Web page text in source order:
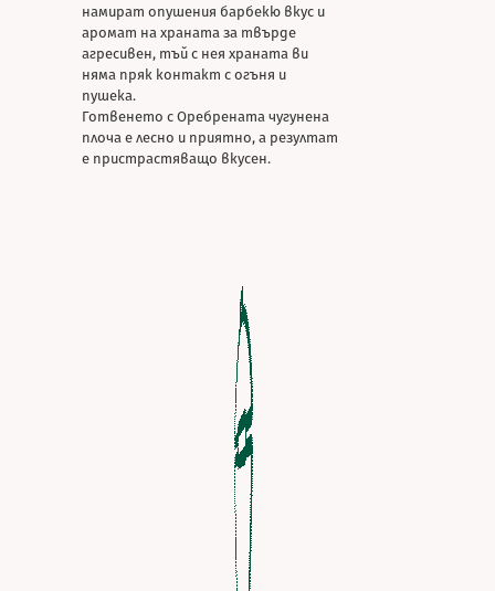
намират опушения барбекю вкус и
аромат на храната за твърде
агресивен, тъй с нея храната ви
няма пряк контакт с огъня и
пушека.
Готвенето с Оребрената чугунена
плоча е лесно и приятно, а резултат
е пристрастяващо вкусен.